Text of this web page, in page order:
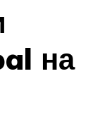
на